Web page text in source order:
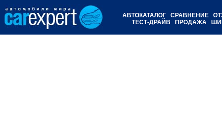
АВТОКАТАЛОГ СРАВНЕНИЕ
ТЕСТ-ДРАЙВ
ПРОДАЖА